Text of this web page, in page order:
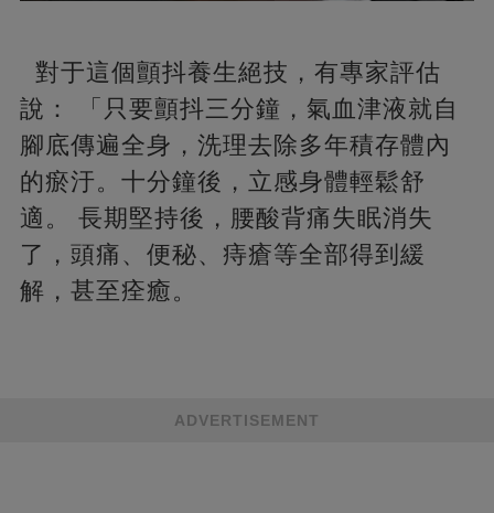
對于這個顫抖養生絕技，有專家評估
說： 「只要顫抖三分鐘，氣血津液就自
腳底傳遍全身，洗理去除多年積存體內
的瘀汙。十分鐘後，立感身體輕鬆舒
適。 長期堅持後，腰酸背痛失眠消失
了，頭痛、便秘、痔瘡等全部得到緩
解，甚至痊癒。
ADVERTISEMENT